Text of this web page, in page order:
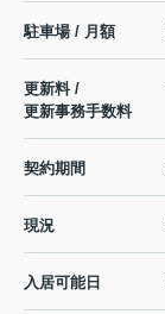
駐車場 / 月額
更新料 /
更新事務手数料
契約期間
現況
入居可能日